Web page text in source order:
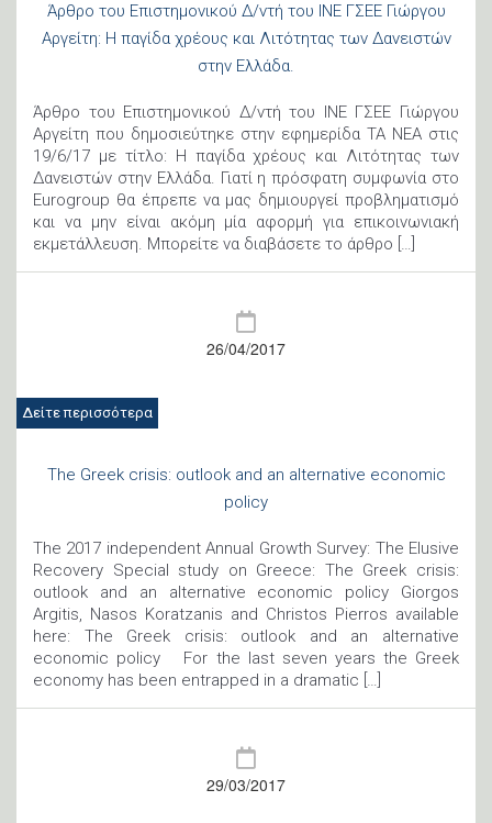
Άρθρο του Επιστημονικού Δ/ντή του ΙΝΕ ΓΣΕΕ Γιώργου
Αργείτη: Η παγίδα χρέους και Λιτότητας των Δανειστών
στην Ελλάδα.
Άρθρο του Επιστημονικού Δ/ντή του ΙΝΕ ΓΣΕΕ Γιώργου
Αργείτη που δημοσιεύτηκε στην εφημερίδα ΤΑ ΝΕΑ στις
19/6/17 με τίτλο: Η παγίδα χρέους και Λιτότητας των
Δανειστών στην Ελλάδα. Γιατί η πρόσφατη συμφωνία στο
Eurogroup θα έπρεπε να μας δημιουργεί προβληματισμό
και να μην είναι ακόμη μία αφορμή για επικοινωνιακή
εκμετάλλευση. Μπορείτε να διαβάσετε το άρθρο […]
26/04/2017
Δείτε περισσότερα
The Greek crisis: outlook and an alternative economic
policy
The 2017 independent Annual Growth Survey: The Elusive
Recovery Special study on Greece: The Greek crisis:
outlook and an alternative economic policy Giorgos
Argitis, Nasos Koratzanis and Christos Pierros available
here: The Greek crisis: outlook and an alternative
economic policy For the last seven years the Greek
economy has been entrapped in a dramatic […]
29/03/2017